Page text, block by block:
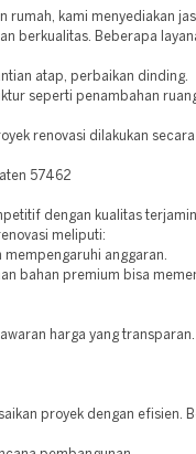
rumah, kami menyediakan
berkualitas. Beberapa
atap, perbaikan dinding.
seperti penambahan
renovasi dilakukan
57462
dengan kualitas
meliputi:
anggaran.
bahan premium bisa
harga yang transparan.
proyek dengan efisien.